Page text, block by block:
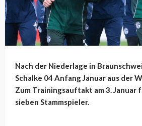
Nach der Niederlage in
Schalke 04 Anfang Januar aus der
Zum Trainingsauftakt am 3. Januar
sieben Stammspieler.